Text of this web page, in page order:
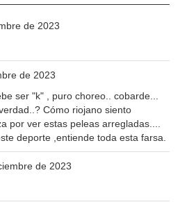
de 2023
de 2023
ser "k" , puro choreo.. cobarde...
Cómo riojano siento
por ver estas peleas arregladas....
deporte ,entiende toda esta farsa.
de 2023